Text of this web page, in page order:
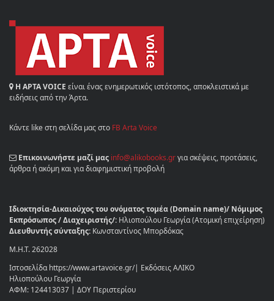
Η ΑΡΤΑ VOICE είναι ένας ενημερωτικός ιστότοπος, αποκλειστικά με
ειδήσεις από την Άρτα.
Κάντε like στη σελίδα μας στο FB Arta Voice
Επικοινωνήστε μαζί μας info@alikobooks.grγια σκέψεις, προτάσεις,
άρθρα ή ακόμη και για διαφημιστική προβολή
Ιδιοκτησία-Δικαιούχος του ονόματος τομέα (Domain name)/ Νόμιμος
Εκπρόσωπος / Διαχειριστής/: Ηλιοπούλου Γεωργία (Ατομική επιχείρηση)
Διευθυντής σύνταξης: Κωνσταντίνος Μπορδόκας
Μ.Η.Τ. 262028
Ιστοσελίδα https://www.artavoice.gr/| Εκδόσεις ΑΛΙΚΟ
Ηλιοπούλου Γεωργία
ΑΦΜ: 124413037 | ΔΟΥ Περιστερίου